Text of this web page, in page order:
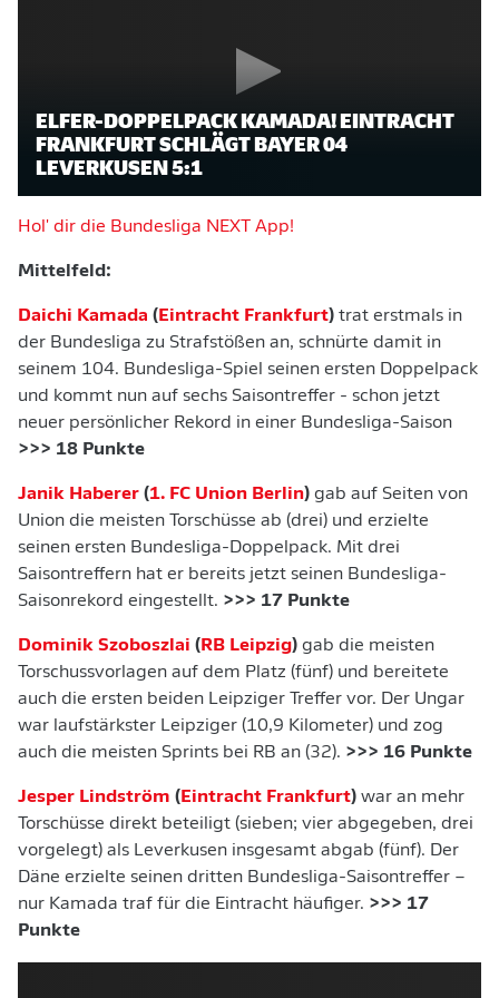
ELFER-DOPPELPACK KAMADA! EINTRACHT
FRANKFURT SCHLÄGT BAYER 04
LEVERKUSEN 5:1
Hol' dir die Bundesliga NEXT App!
Mittelfeld:
Daichi Kamada ( Eintracht Frankfurt) trat erstmals in
der Bundesliga zu Strafstößen an, schnürte damit in
seinem 104. Bundesliga-Spiel seinen ersten Doppelpack
und kommt nun auf sechs Saisontreffer - schon jetzt
neuer persönlicher Rekord in einer Bundesliga-Saison
>>> 18 Punkte
Janik Haberer (1. FC Union Berlin) gab auf Seiten von
Union die meisten Torschüsse ab (drei) und erzielte
seinen ersten Bundesliga-Doppelpack. Mit drei
Saisontreffern hat er bereits jetzt seinen Bundesliga-
Saisonrekord eingestellt. >>> 17 Punkte
Dominik Szoboszlai ( RB Leipzig) gab die meisten
Torschussvorlagen auf dem Platz (fünf) und bereitete
auch die ersten beiden Leipziger Treffer vor. Der Ungar
war laufstärkster Leipziger (10,9 Kilometer) und zog
auch die meisten Sprints bei RB an (32). >>> 16 Punkte
Jesper Lindström ( Eintracht Frankfurt) war an mehr
Torschüsse direkt beteiligt (sieben; vier abgegeben, drei
vorgelegt) als Leverkusen insgesamt abgab (fünf). Der
Däne erzielte seinen dritten Bundesliga-Saisontreffer –
nur Kamada traf für die Eintracht häufiger. >>> 17
Punkte